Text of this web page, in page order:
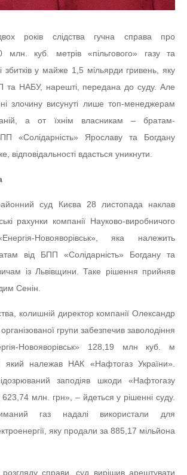
років слідства гучна справа про
млн. куб. метрів «пільгового» газу та
збитків у майже 1,5 мільярди гривень, яку
та НАБУ, нарешті, передана до суду. Але
злочину висунуті лише топ-менеджерам
а от їхнім власникам – братам-
«Солідарність» Ярославу та Богдану
відповідальності вдасться уникнути.
суд Києва 28 листопада наклав
рахунки компанії Науково-виробничого
Новояворівськ», яка належить
від БПП «Солідарність» Богдану та
із Львівщини. Таке рішення прийняв
Сенін.
колишній директор компанії Олександр
групи забезпечив заволодіння
Новояворівськ» 128,19 млн куб. м
який належав НАК «Нафтогаз України».
заподіяв шкоди «Нафтогазу
млн. грн», – йдеться у рішенні суду.
газ надалі використали для
яку продали за 885,17 мільйона
справи, суд вирішив арештувати